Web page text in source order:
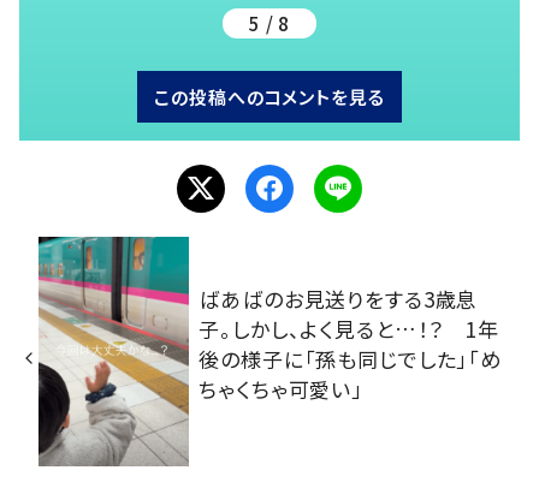
5 / 8
この投稿へのコメントを見る
ばあばのお見送りをする3歳息
子。しかし、よく見ると…！？ 1年
後の様子に「孫も同じでした」「め
ちゃくちゃ可愛い」